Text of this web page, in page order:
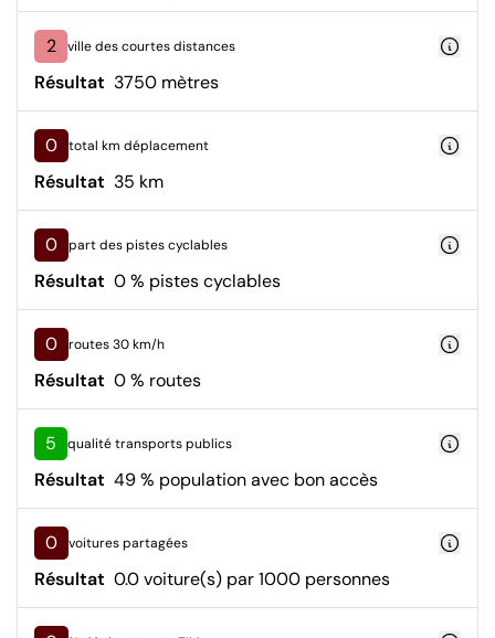
2 ville des courtes distances
Résultat 3750 mètres
0 total km déplacement
Résultat 35 km
0 part des pistes cyclables
Résultat 0 % pistes cyclables
0 routes 30 km/h
Résultat 0 % routes
5 qualité transports publics
Résultat 49 % population avec bon accès
0 voitures partagées
Résultat 0.0 voiture(s) par 1000 personnes